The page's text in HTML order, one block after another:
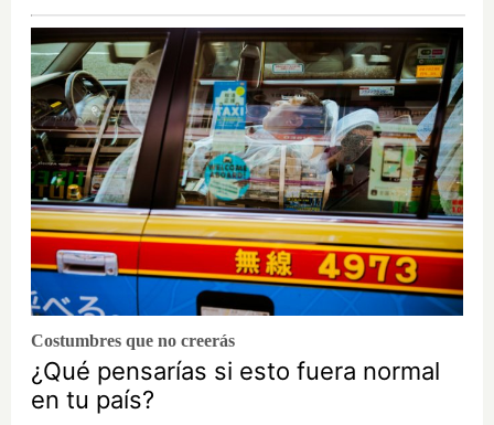
Costumbres que no creerás
¿Qué pensarías si esto fuera normal
en tu país?